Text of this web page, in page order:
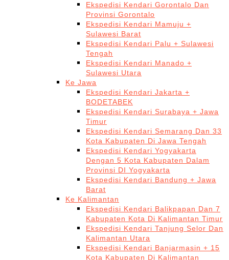
Ekspedisi Kendari Gorontalo Dan
Provinsi Gorontalo
Ekspedisi Kendari Mamuju +
Sulawesi Barat
Ekspedisi Kendari Palu + Sulawesi
Tengah
Ekspedisi Kendari Manado +
Sulawesi Utara
Ke Jawa
Ekspedisi Kendari Jakarta +
BODETABEK
Ekspedisi Kendari Surabaya + Jawa
Timur
Ekspedisi Kendari Semarang Dan 33
Kota Kabupaten Di Jawa Tengah
Ekspedisi Kendari Yogyakarta
Dengan 5 Kota Kabupaten Dalam
Provinsi DI Yogyakarta
Ekspedisi Kendari Bandung + Jawa
Barat
Ke Kalimantan
Ekspedisi Kendari Balikpapan Dan 7
Kabupaten Kota Di Kalimantan Timur
Ekspedisi Kendari Tanjung Selor Dan
Kalimantan Utara
Ekspedisi Kendari Banjarmasin + 15
Kota Kabupaten Di Kalimantan